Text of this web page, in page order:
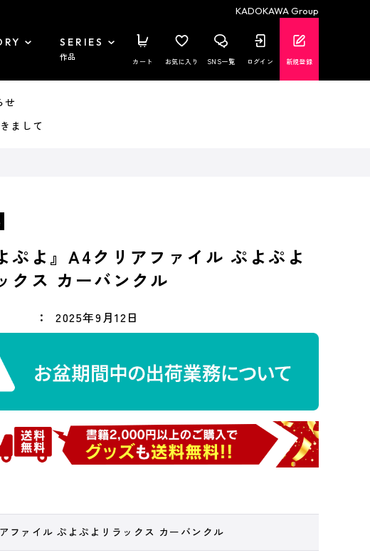
KADOKAWA Group
SERIES
作品 カート お気に入り SNS一覧 ログイン 新規登録
せ
まして
ぷよ』A4クリアファイル ぷよぷよ
クス カーバンクル
2025年9月12日
ファイル ぷよぷよリラックス カーバンクル